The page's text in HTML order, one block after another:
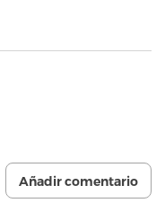
Añadir comentario